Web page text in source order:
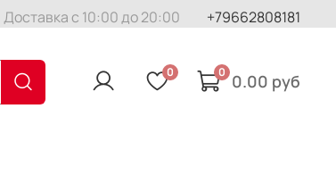
Доставка с 10:00 до 20:00 +79662808181
0 0 0.00 руб